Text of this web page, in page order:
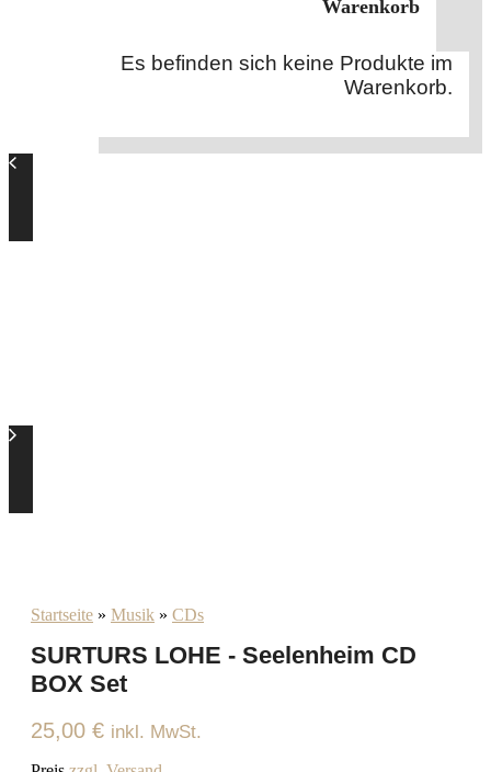
Warenkorb
Es befinden sich keine Produkte im
Warenkorb.
Startseite » Musik » CDs
SURTURS LOHE - Seelenheim CD
BOX Set
25,00 € inkl. MwSt.